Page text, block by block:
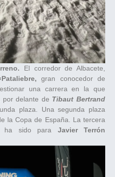
El corredor de Albacete,
gran conocedor de
una carrera en la que
delante de Tibaut Bertrand
plaza. Una segunda plaza
la Copa de España. La tercera
ha sido para Javier Terrón